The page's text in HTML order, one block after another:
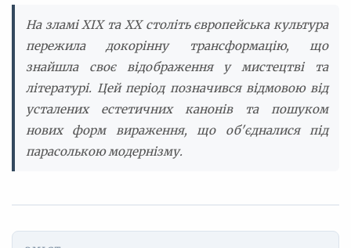
На зламі XIX та XX століть європейська культура
пережила докорінну трансформацію, що
знайшла своє відображення у мистецтві та
літературі. Цей період позначився відмовою від
усталених естетичних канонів та пошуком
нових форм вираження, що об'єдналися під
парасолькою модернізму.